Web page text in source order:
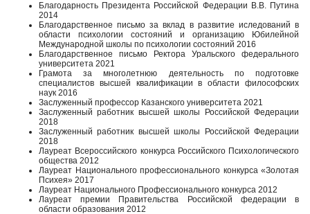
Благодарность Президента Российской Федерации В.В. Путина
2014
Благодарственное письмо за вклад в развитие иследований в
области психологии состояний и организацию Юбилейной
Международной школы по психологии состояний 2016
Благодарственное письмо Ректора Уральского федерального
университета 2021
Грамота за многолетнюю деятельность по подготовке
специалистов высшей квалификации в области философских
наук 2016
Заслуженный профессор Казанского университета 2021
Заслуженный работник высшей школы Российской Федерации
2018
Заслуженный работник высшей школы Российской Федерации
2018
Лауреат Всероссийского конкурса Российского Психологического
общества 2012
Лауреат Национального профессионального конкурса «Золотая
Психея» 2017
Лауреат Национального Профессионального конкурса 2012
Лауреат премии Правительства Российской федерации в
области образования 2012